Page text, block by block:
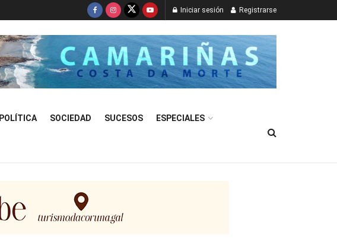
Iniciar sesión Registrarse
POLÍTICA SOCIEDAD SUCESOS ESPECIALES